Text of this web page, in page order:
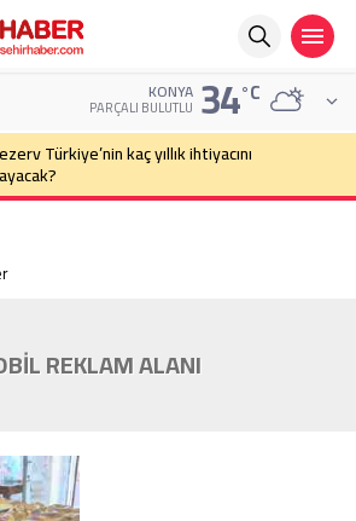
KONYA
PARÇALI BULUTLU 34°C
Türkiye’nin kaç yıllık ihtiyacını
REKLAM ALANI